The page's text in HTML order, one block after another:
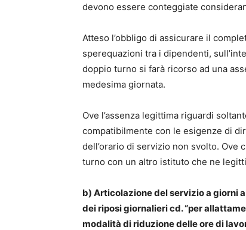
devono essere conteggiate
Atteso l’obbligo di assicurare il
sperequazioni tra i dipendenti,
doppio turno si farà ricorso ad una
medesima giornata.
Ove l’assenza legittima riguardi
compatibilmente con le esigenze di
dell’orario di servizio non svolto.
turno con un altro istituto che ne
b) Articolazione del servizio a giorni
dei riposi giornalieri cd. “per
modalità di riduzione delle ore di